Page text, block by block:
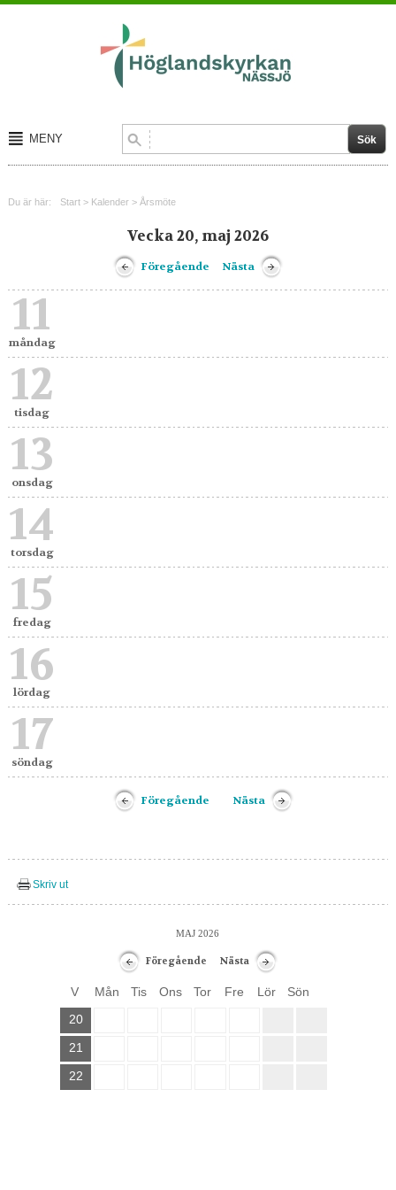
MENY
Kontakt
Du är här: Start> Kalender> Årsmöte
Vecka 20, maj 2026
Föregående Nästa
11
måndag
12
tisdag
13
onsdag
14
torsdag
15
fredag
16
lördag
17
söndag
Föregående Nästa
Skriv ut
MAJ 2026
Föregående Nästa
V Mån Tis Ons Tor Fre Lör
Sön
20
21
22